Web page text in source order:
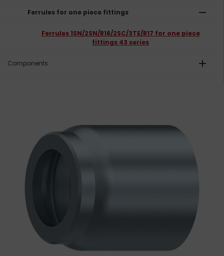
Ferrules for one piece fittings remove
Ferrules 1SN/2SN/R16/2SC/3TE/R17 for one piece
fittings 43 series
Components add